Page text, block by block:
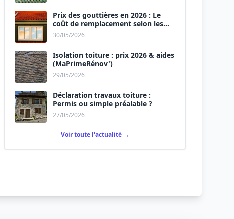
Prix des gouttières en 2026 : Le
coût de remplacement selon les
matériaux
30/05/2026
Isolation toiture : prix 2026 & aides
(MaPrimeRénov')
29/05/2026
Déclaration travaux toiture :
Permis ou simple préalable ?
27/05/2026
Voir toute l'actualité →